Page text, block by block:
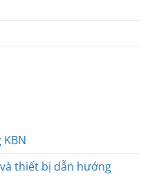
thiết bị dẫn hướng